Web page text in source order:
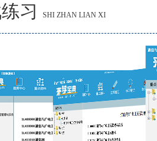
习 SHI ZHAN LIAN XI